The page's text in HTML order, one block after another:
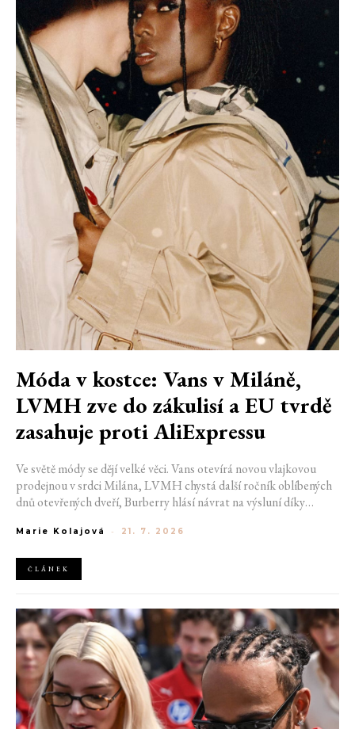
Móda v kostce: Vans v Miláně,
LVMH zve do zákulisí a EU tvrdě
zasahuje proti AliExpressu
Ve světě módy se dějí velké věci. Vans otevírá novou vlajkovou
prodejnou v srdci Milána, LVMH chystá další ročník oblíbených
dnů otevřených dveří, Burberry hlásí návrat na výsluní díky
AliExpress.
Marie Kolajová - 21. 7. 2026
ČLÁNEK